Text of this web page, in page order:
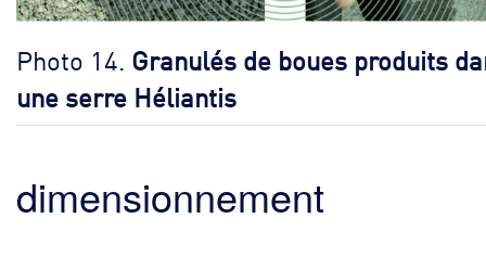
Photo 14. Granulés de boues produits
une serre Héliantis
dimensionnement